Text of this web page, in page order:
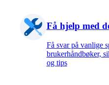
Få hjelp med
Få svar på vanlige
brukerhåndbøker,
og tips